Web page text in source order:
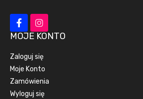
MOJE KONTO
Zaloguj się
Moje Konto
Zamówienia
Wyloguj się